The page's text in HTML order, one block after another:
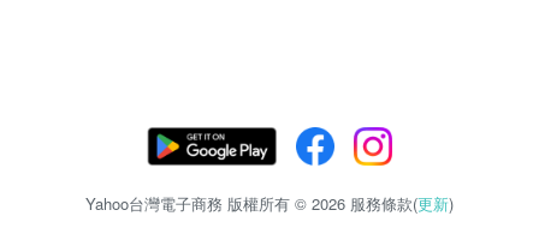
Yahoo台灣電子商務 版權所有 © 2026 服務條款(更新)